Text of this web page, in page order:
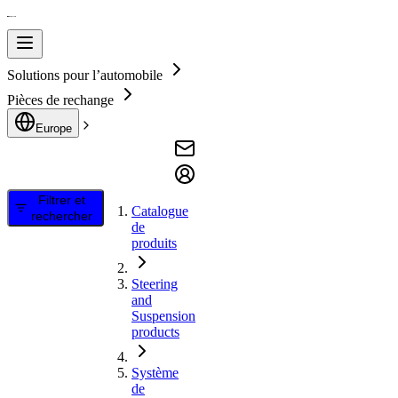
Solutions pour l’automobile
Pièces de rechange
Europe
Filtrer et
rechercher
Catalogue
de
produits
Steering
and
Suspension
products
Système
de